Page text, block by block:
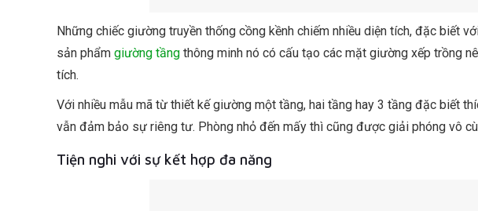
Những chiếc giường truyền thống cồng kềnh chiếm nhiều diện tích, đặc biết
sản phẩm giường tầng thông minh nó có cấu tạo các mặt giường xếp trồng
tích.
Với nhiều mẫu mã từ thiết kế giường một tầng, hai tầng hay 3 tầng đặc biết
vẫn đảm bảo sự riêng tư. Phòng nhỏ đến mấy thì cũng được giải phóng vô
Tiện nghi với sự kết hợp đa năng